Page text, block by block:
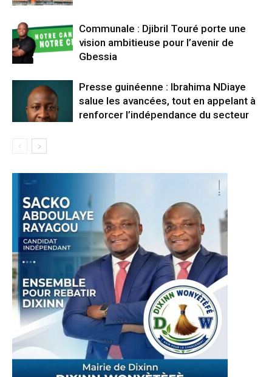
Communale : Djibril Touré porte une
vision ambitieuse pour l’avenir de
Gbessia
Presse guinéenne : Ibrahima NDiaye
salue les avancées, tout en appelant à
renforcer l’indépendance du secteur